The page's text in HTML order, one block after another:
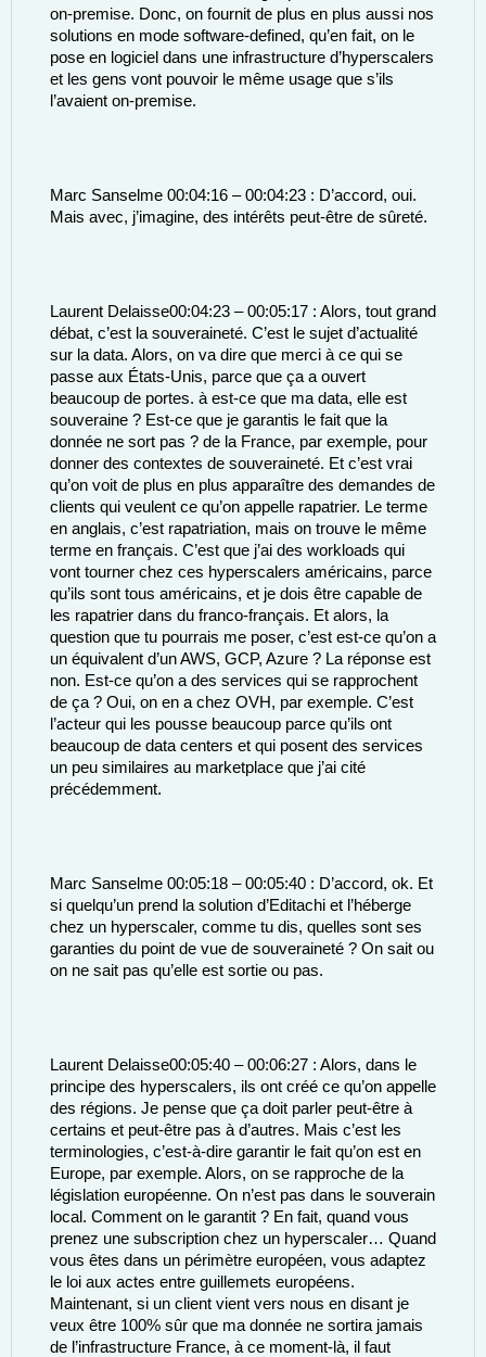
on-premise. Donc, on fournit de plus en plus aussi nos
solutions en mode software-defined, qu’en fait, on le
pose en logiciel dans une infrastructure d’hyperscalers
et les gens vont pouvoir le même usage que s’ils
l’avaient on-premise.
Marc Sanselme 00:04:16 – 00:04:23 : D’accord, oui.
Mais avec, j’imagine, des intérêts peut-être de sûreté.
Laurent Delaisse00:04:23 – 00:05:17 : Alors, tout grand
débat, c’est la souveraineté. C’est le sujet d’actualité
sur la data. Alors, on va dire que merci à ce qui se
passe aux États-Unis, parce que ça a ouvert
beaucoup de portes. à est-ce que ma data, elle est
souveraine ? Est-ce que je garantis le fait que la
donnée ne sort pas ? de la France, par exemple, pour
donner des contextes de souveraineté. Et c’est vrai
qu’on voit de plus en plus apparaître des demandes de
clients qui veulent ce qu’on appelle rapatrier. Le terme
en anglais, c’est rapatriation, mais on trouve le même
terme en français. C’est que j’ai des workloads qui
vont tourner chez ces hyperscalers américains, parce
qu’ils sont tous américains, et je dois être capable de
les rapatrier dans du franco-français. Et alors, la
question que tu pourrais me poser, c’est est-ce qu’on a
un équivalent d’un AWS, GCP, Azure ? La réponse est
non. Est-ce qu’on a des services qui se rapprochent
de ça ? Oui, on en a chez OVH, par exemple. C’est
l’acteur qui les pousse beaucoup parce qu’ils ont
beaucoup de data centers et qui posent des services
un peu similaires au marketplace que j’ai cité
précédemment.
Marc Sanselme 00:05:18 – 00:05:40 : D’accord, ok. Et
si quelqu’un prend la solution d’Editachi et l’héberge
chez un hyperscaler, comme tu dis, quelles sont ses
garanties du point de vue de souveraineté ? On sait ou
on ne sait pas qu’elle est sortie ou pas.
Laurent Delaisse00:05:40 – 00:06:27 : Alors, dans le
principe des hyperscalers, ils ont créé ce qu’on appelle
des régions. Je pense que ça doit parler peut-être à
certains et peut-être pas à d’autres. Mais c’est les
terminologies, c’est-à-dire garantir le fait qu’on est en
Europe, par exemple. Alors, on se rapproche de la
législation européenne. On n’est pas dans le souverain
local. Comment on le garantit ? En fait, quand vous
prenez une subscription chez un hyperscaler… Quand
vous êtes dans un périmètre européen, vous adaptez
le loi aux actes entre guillemets européens.
Maintenant, si un client vient vers nous en disant je
veux être 100% sûr que ma donnée ne sortira jamais
de l’infrastructure France, à ce moment-là, il faut